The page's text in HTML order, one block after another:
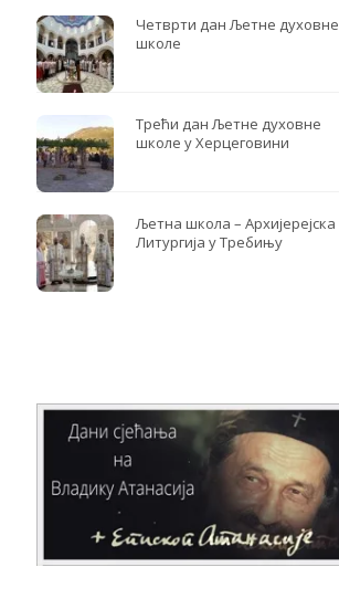
Четврти дан Љетне духовне
школе
Трећи дан Љетне духовне
школе у Херцеговини
Љетна школа – Архијерејска
Литургија у Требињу